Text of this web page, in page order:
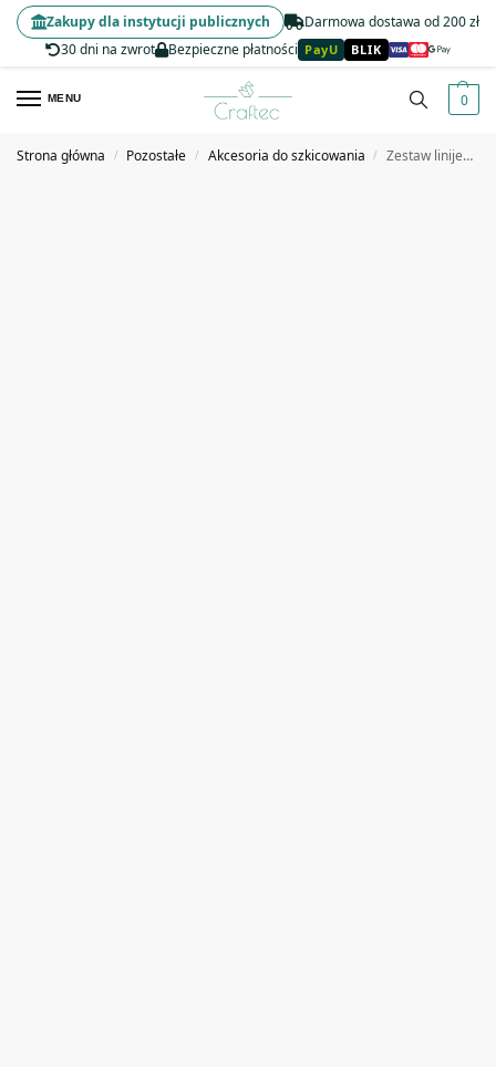
Darmowa dostawa od 200 zł
30 dni na zwrot
Bezpieczne płatności PayU BLIK
Zakupy dla instytucji publicznych
MENU 0
Strona główna / Pozostałe / Akcesoria do szkicowania / Zestaw linijek kreślarskich z rolką rollerem 2 szt. 15/30 cm